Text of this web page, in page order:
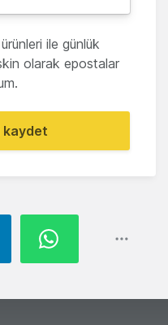
ile günlük
olarak epostalar
kaydet